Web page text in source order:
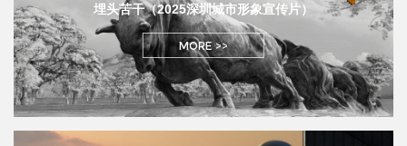
埋头苦干（2025深圳城市形象宣传片）
MORE >>